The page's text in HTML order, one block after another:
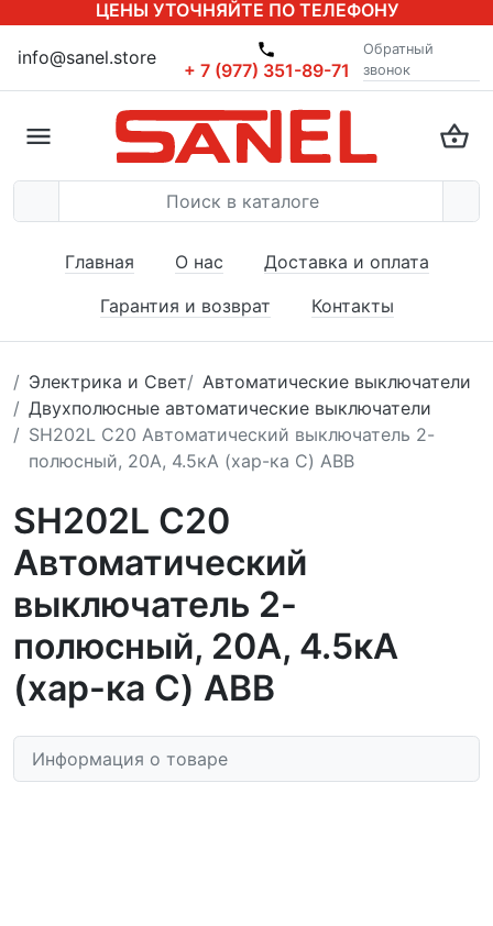
ЦЕНЫ УТОЧНЯЙТЕ ПО ТЕЛЕФОНУ
info@sanel.store
+ 7 (977) 351-89-71
Обратный
звонок
Главная О нас
Доставка и оплата
Гарантия и возврат
Контакты
Электрика и Свет
Автоматические выключатели
Двухполюсные автоматические выключатели
SH202L C20 Автоматический выключатель 2-
полюсный, 20А, 4.5кА (хар-ка C) ABB
SH202L C20
Автоматический
выключатель 2-
полюсный, 20А, 4.5кА
(хар-ка C) ABB
Информация о товаре